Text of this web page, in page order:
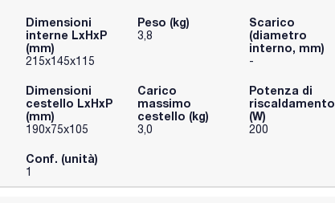
Dimensioni
interne LxHxP
(mm)
215x145x115
Peso (kg)
3,8
Scarico
(diametro
interno, mm)
-
Dimensioni
cestello LxHxP
(mm)
190x75x105
Carico
massimo
cestello (kg)
3,0
Potenza di
riscaldamento
(W)
200
Conf. (unità)
1